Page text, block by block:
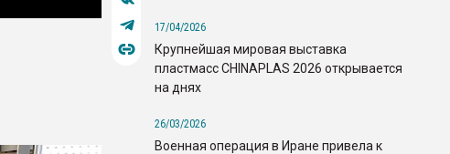
17/04/2026
Крупнейшая мировая выставка
пластмасс CHINAPLAS 2026 открывается
на днях
26/03/2026
Военная операция в Иране привела к